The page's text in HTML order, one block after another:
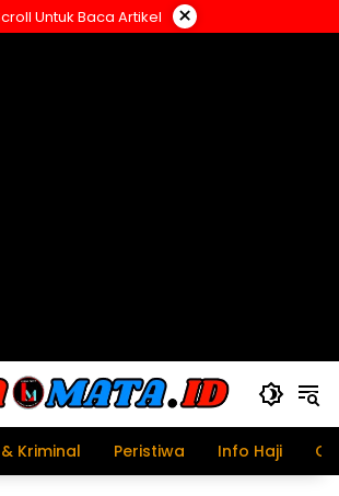
Untuk Baca Artikel ×
Kriminal Peristiwa Info Haji